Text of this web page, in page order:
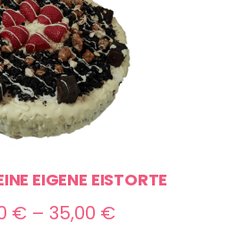
EIGENE EISTORTE
€ – 35,00 €Preisspanne: